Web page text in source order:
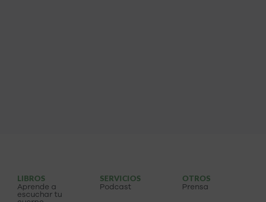
LIBROS
Aprende a
escuchar tu
SERVICIOS
Podcast
OTROS
Prensa